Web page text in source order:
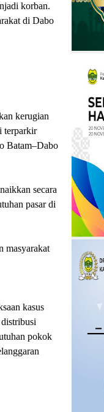
korban.
di Dabo
kerugian
terparkir
Batam–Dabo
secara
pasar di
masyarakat
kasus
pokok